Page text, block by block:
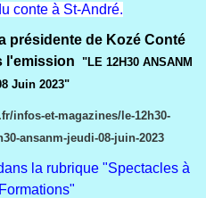
conte à St-André.
présidente de Kozé Conté
l'emission "LE 12H30 ANSANM
Juin 2023"
infos-et-magazines/le-12h30-
ansanm-jeudi-08-juin-2023
la rubrique "Spectacles à